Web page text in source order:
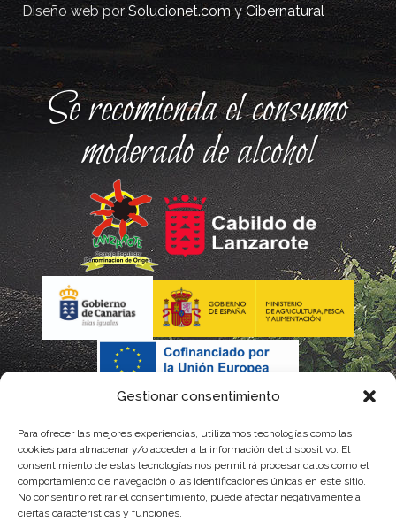
Gestionar consentimiento
Para ofrecer las mejores experiencias, utilizamos tecnologías como las
cookies para almacenar y/o acceder a la información del dispositivo. El
consentimiento de estas tecnologías nos permitirá procesar datos como el
comportamiento de navegación o las identificaciones únicas en este sitio.
No consentir o retirar el consentimiento, puede afectar negativamente a
ciertas características y funciones.
Diseño web porSolucionet.comyCibernatural
Se recomienda el consumo
moderado de alcohol
La gestión de la DOP Lanzarote realizada por este Consejo Regulador es financiada,